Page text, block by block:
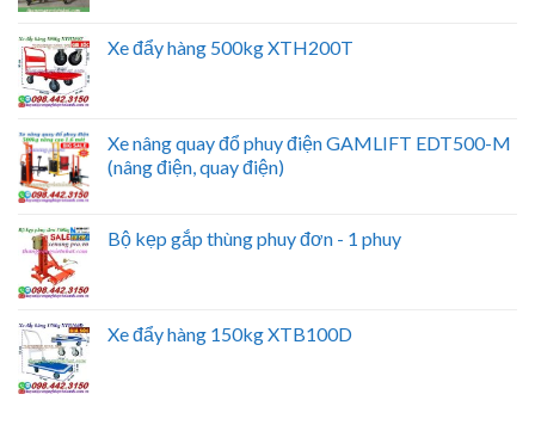
Xe đẩy hàng 500kg XTH200T
Xe nâng quay đổ phuy điện GAMLIFT EDT500-M
(nâng điện, quay điện)
Bộ kẹp gắp thùng phuy đơn - 1 phuy
Xe đẩy hàng 150kg XTB100D